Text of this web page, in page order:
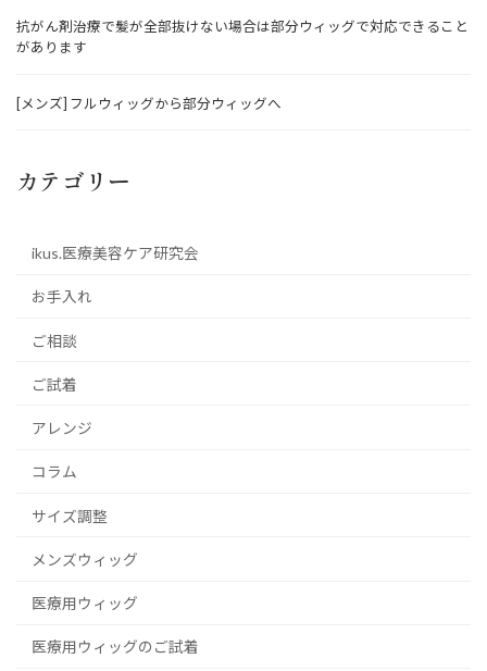
抗がん剤治療で髪が全部抜けない場合は部分ウィッグで対応できること
があります
[メンズ] フルウィッグから部分ウィッグへ
カテゴリー
ikus.医療美容ケア研究会
お手入れ
ご相談
ご試着
アレンジ
コラム
サイズ調整
メンズウィッグ
医療用ウィッグ
医療用ウィッグのご試着